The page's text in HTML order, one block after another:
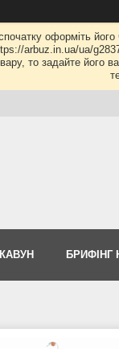
оформіть
arbuz.in.ua/ua/
то задайте
БРИФІНГ